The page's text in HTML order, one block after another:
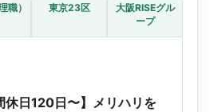
職） 東京23区
大阪RISEグル
ープ
休日120日〜】メリハリを